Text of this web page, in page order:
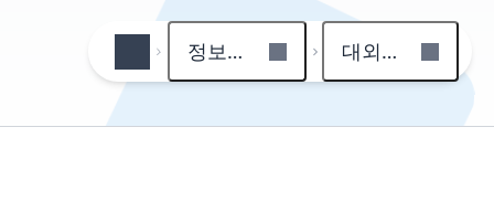
정보공개 대외수상